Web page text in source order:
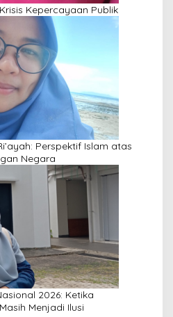
Kepercayaan Publik
Perspektif Islam atas
Negara
2026: Ketika
Menjadi Ilusi